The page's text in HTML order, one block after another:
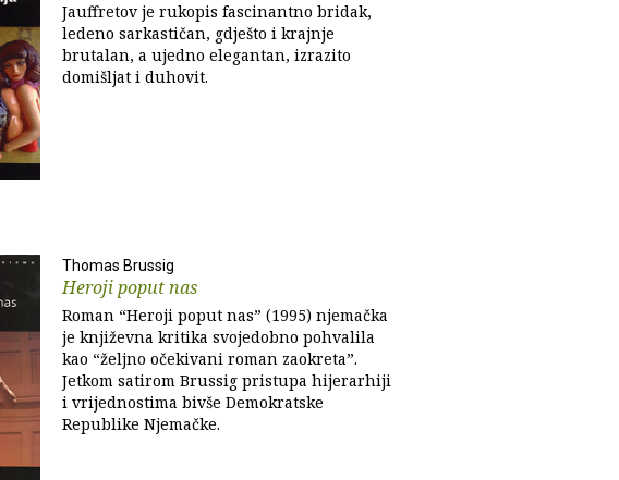
Jauffretov je rukopis fascinantno bridak,
ledeno sarkastičan, gdješto i krajnje
brutalan, a ujedno elegantan, izrazito
domišljat i duhovit.
Thomas Brussig
Heroji poput nas
Roman “Heroji poput nas” (1995) njemačka
je književna kritika svojedobno pohvalila
kao “željno očekivani roman zaokreta”.
Jetkom satirom Brussig pristupa hijerarhiji
i vrijednostima bivše Demokratske
Republike Njemačke.